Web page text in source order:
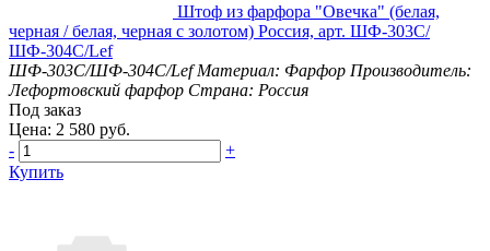
Штоф из фарфора "Овечка" (белая,
черная / белая, черная с золотом) Россия, арт. ШФ-303С/
ШФ-304С/Lef
ШФ-303С/ШФ-304С/Lef Материал: Фарфор Производитель:
Лефортовский фарфор Страна: Россия
Под заказ
Цена: 2 580 руб.
-
+
Купить